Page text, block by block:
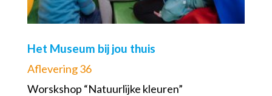
Het Museum bij jou thuis
Aflevering 36
Worskshop “Natuurlijke kleuren”